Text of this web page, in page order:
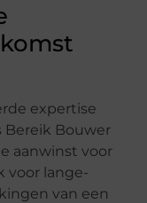
expertise
Bereik Bouwer
aanwinst voor
voor lange-
van een